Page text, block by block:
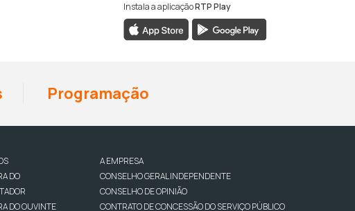
Instala a aplicaçãoRTP Play
Programação
DO
DO OUVINTE
A EMPRESA
CONSELHO GERAL INDEPENDENTE
CONSELHO DE OPINIÃO
CONTRATO DE CONCESSÃO DO SERVIÇO PÚBLICO